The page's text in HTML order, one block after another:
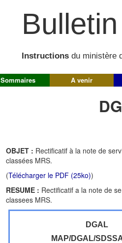
Instructions du ministère
Sommaires A venir
OBJET : Rectificatif à la note de
classées MRS.
(Télécharger le PDF (25ko))
RESUME : Rectificatif a la note de
classees MRS.
DGAL
MAP/DGAL/